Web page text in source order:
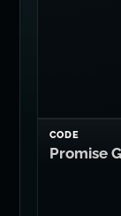
CODE
Promise